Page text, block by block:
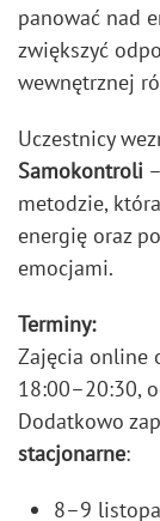
panować nad
zwiększyć
wewnętrznej
Uczestnicy
Samokontroli
metodzie,
energię oraz
emocjami.
Terminy:
Zajęcia online
18:00–20:30,
Dodatkowo
stacjonarne:
8–9